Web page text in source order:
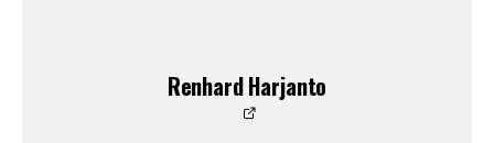
Renhard Harjanto